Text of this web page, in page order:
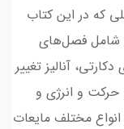
که در این کتاب
شامل فصل‌های
آنالیز تغییر
و انرژی و
مختلف مایعات